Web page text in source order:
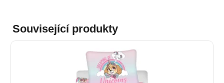
Související produkty